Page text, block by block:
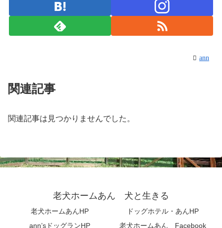
ann
関連記事
関連記事は見つかりませんでした。
老犬ホームあん 犬と生きる
老犬ホームあんHP
ドッグホテル・あんHP
ann’sドッグランHP
老犬ホームあん Facebook